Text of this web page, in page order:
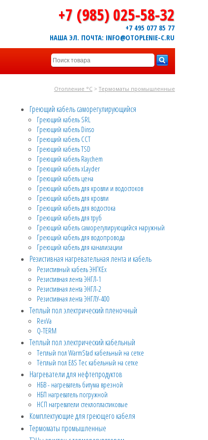
+7 (985) 025-58-32
+7 495 077 85 77
НАША ЭЛ. ПОЧТА: INFO@OTOPLENIE-C.RU
Отопление °C> Термоматы промышленные
Греющий кабель саморегулирующийся
Греющий кабель SRL
Греющий кабель Dinso
Греющий кабель CCT
Греющий кабель TSD
Греющий кабель Raychem
Греющий кабель xLayder
Греющий кабель цена
Греющий кабель для кровли и водостоков
Греющий кабель для кровли
Греющий кабель для водостока
Греющий кабель для труб
Греющий кабель саморегулирующийся наружный
Греющий кабель для водопровода
Греющий кабель для канализации
Резистивная нагревательная лента и кабель
Резистивный кабель ЭНГКЕх
Резистивная лента ЭНГЛ-1
Резистивная лента ЭНГЛ-2
Резистивная лента ЭНГЛУ-400
Теплый пол электрический пленочный
RexVa
Q-TERM
Теплый пол электрический кабельный
Теплый пол WarmStad кабельный на сетке
Тёплый пол E&S Tec кабельный на сетке
Нагреватели для нефтепродуктов
НБВ - нагреватель битума врезной
НБП нагреватель погружной
НСП нагреватели стеклопластиковые
Комплектующие для греющего кабеля
Термоматы промышленные